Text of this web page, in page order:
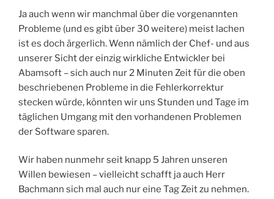
Ja auch wenn wir manchmal über die vorgenannten
Probleme (und es gibt über 30 weitere) meist lachen
ist es doch ärgerlich. Wenn nämlich der Chef- und aus
unserer Sicht der einzig wirkliche Entwickler bei
Abamsoft – sich auch nur 2 Minuten Zeit für die oben
beschriebenen Probleme in die Fehlerkorrektur
stecken würde, könnten wir uns Stunden und Tage im
täglichen Umgang mit den vorhandenen Problemen
der Software sparen.
Wir haben nunmehr seit knapp 5 Jahren unseren
Willen bewiesen – vielleicht schafft ja auch Herr
Bachmann sich mal auch nur eine Tag Zeit zu nehmen.